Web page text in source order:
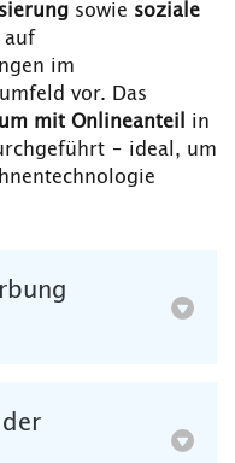
sowie soziale
auf
im
vor. Das
mit Onlineanteil
in
– ideal, um